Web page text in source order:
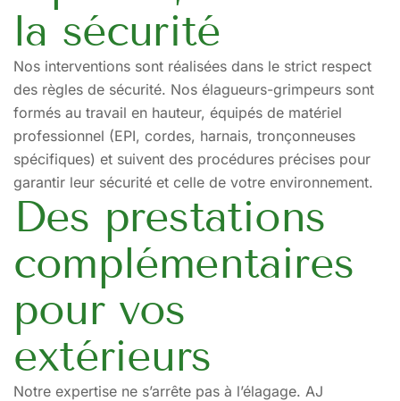
la sécurité
Nos interventions sont réalisées dans le strict respect
des règles de sécurité. Nos élagueurs-grimpeurs sont
formés au travail en hauteur, équipés de matériel
professionnel (EPI, cordes, harnais, tronçonneuses
spécifiques) et suivent des procédures précises pour
garantir leur sécurité et celle de votre environnement.
Des prestations
complémentaires
pour vos
extérieurs
Notre expertise ne s’arrête pas à l’élagage. AJ